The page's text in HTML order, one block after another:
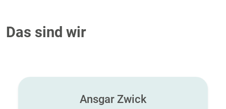
Das sind wir
Ansgar Zwick